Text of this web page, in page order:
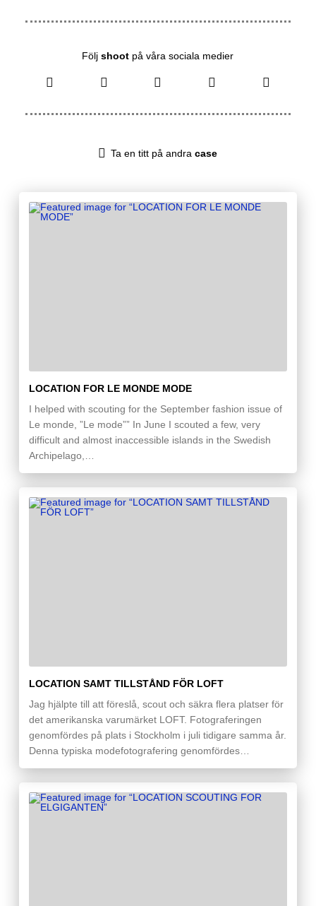
Följshoot på våra sociala medier
Ta en titt på andracase
LOCATION FOR LE MONDE MODE
I helped with scouting for the September fashion issue of
Le monde, ”Le mode”” In June I scouted a few, very
difficult and almost inaccessible islands in the Swedish
Archipelago,…
LOCATION SAMT TILLSTÅND FÖR LOFT
Jag hjälpte till att föreslå, scout och säkra flera platser för
det amerikanska varumärket LOFT. Fotograferingen
genomfördes på plats i Stockholm i juli tidigare samma år.
Denna typiska modefotografering genomfördes…